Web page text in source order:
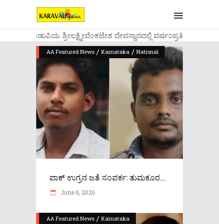
....ಉಡುಪಿಯ ಶ್ರೀಲಕ್ಷ್ಮೀವೆ೦ಕಟೇಶ ದೇವಸ್ಥಾನದಲ್ಲಿ ವರ್ಷ೦ಪ್ರತಿಯ
AA Featured News / Karnataka / National
ಪಾಕ್ ಉಗ್ರನ ಜತೆ ಸಂಪರ್ಕ: ತುಮಕೂರ...
June 6, 2026
AA Featured News / Karnataka